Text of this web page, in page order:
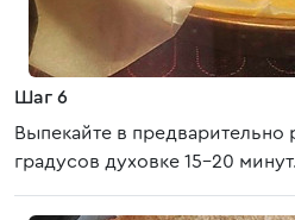
Шаг 6
Выпекайте в предварительно
градусов духовке 15-20 минут.